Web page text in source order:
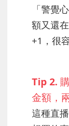
「警覺
額又還
+1，很
Tip 2.
金額，
這種直